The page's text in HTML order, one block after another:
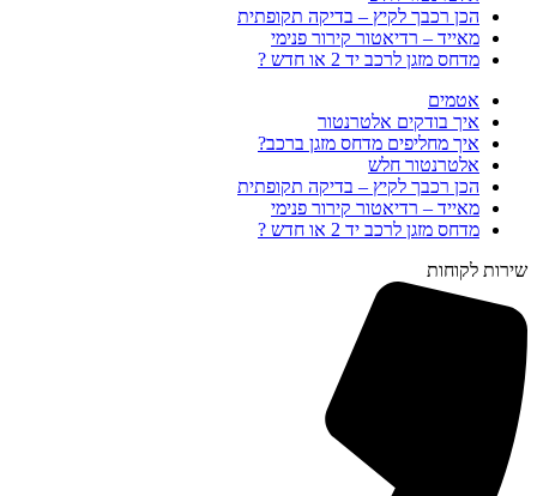
הכן רכבך לקיץ – בדיקה תקופתית
מאייד – רדיאטור קירור פנימי
מדחס מזגן לרכב יד 2 או חדש ?
אטמים
איך בודקים אלטרנטור
איך מחליפים מדחס מזגן ברכב?
אלטרנטור חלש
הכן רכבך לקיץ – בדיקה תקופתית
מאייד – רדיאטור קירור פנימי
מדחס מזגן לרכב יד 2 או חדש ?
שירות לקוחות